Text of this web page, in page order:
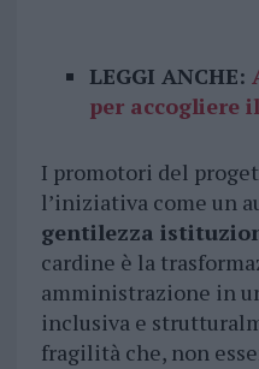
LEGGI ANCHE:
per accogliere
I promotori del
l’iniziativa come un
gentilezza
cardine è la
amministrazione in
inclusiva e
fragilità che, non